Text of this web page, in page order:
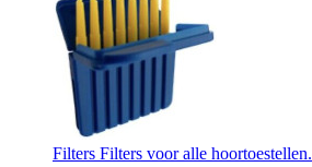
Filters Filters voor alle hoortoestellen.